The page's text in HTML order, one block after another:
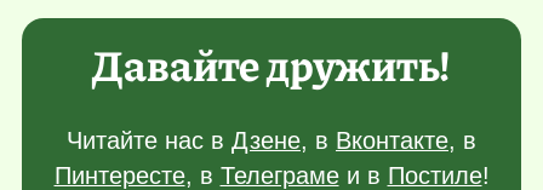
Давайте дружить!
Читайте нас в Дзене, в Вконтакте, в
Пинтересте, в Телеграмеи в Постиле!